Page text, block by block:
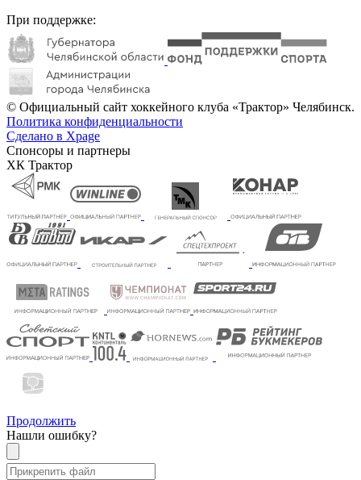
При поддержке:
© Официальный сайт хоккейного клуба «Трактор» Челябинск.
Политика конфиденциальности
Сделано в Xpage
Спонсоры и партнеры
ХК Трактор
Продолжить
Нашли ошибку?